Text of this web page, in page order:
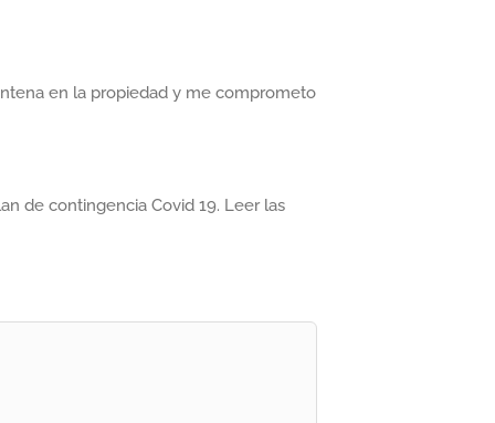
en la propiedad y me comprometo
de contingencia Covid 19. Leer las